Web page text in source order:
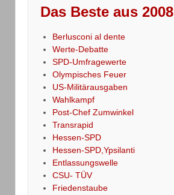
Das Beste aus 2008
Berlusconi al dente
Werte-Debatte
SPD-Umfragewerte
Olympisches Feuer
US-Militärausgaben
Wahlkampf
Post-Chef Zumwinkel
Transrapid
Hessen-SPD
Hessen-SPD,Ypsilanti
Entlassungswelle
CSU- TÜV
Friedenstaube